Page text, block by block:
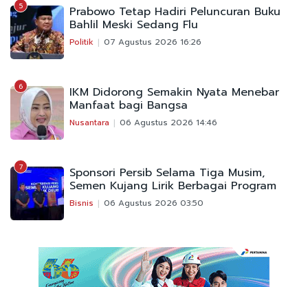
5 Prabowo Tetap Hadiri Peluncuran Buku
Bahlil Meski Sedang Flu
Politik 07 Agustus 2026 16:26
6 IKM Didorong Semakin Nyata Menebar
Manfaat bagi Bangsa
Nusantara 06 Agustus 2026 14:46
7 Sponsori Persib Selama Tiga Musim,
Semen Kujang Lirik Berbagai Program
Bisnis 06 Agustus 2026 03:50